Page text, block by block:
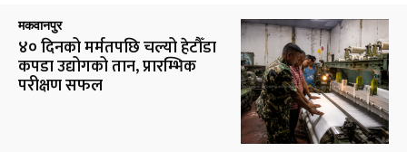
मकवानपुर
४० दिनको मर्मतपछि चल्यो हेटौँडा
कपडा उद्योगको तान, प्रारम्भिक
परीक्षण सफल